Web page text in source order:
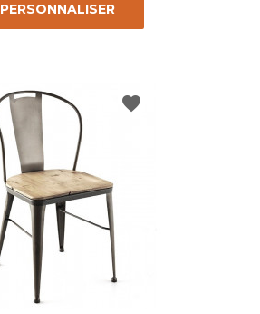
PERSONNALISER
favorite